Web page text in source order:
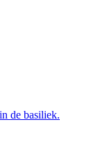
de basiliek.